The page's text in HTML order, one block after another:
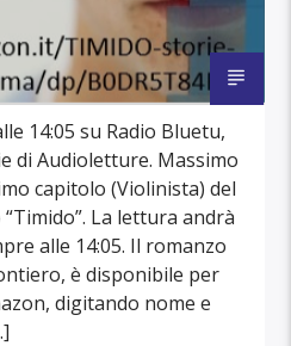
14:05 su Radio Bluetu,
di Audioletture. Massimo
capitolo (Violinista) del
La lettura andrà
alle 14:05. Il romanzo
è disponibile per
digitando nome e